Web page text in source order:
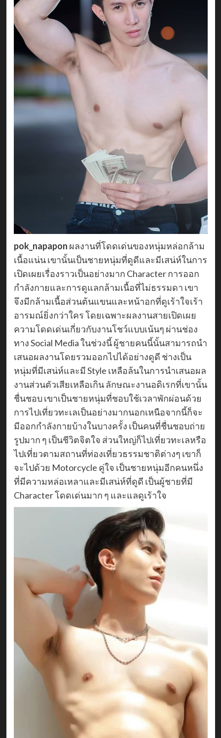
pok_napapon ผลงานที่โดดเด่นของหนุ่มหล่อกล้าม
เนื้อแน่น เขานั้นเป็นชายหนุ่มที่ดูดีและมีเสน่ห์ในการ
เปิดเผยเรื่องราวเป็นอย่างมาก Character การออก
กำลังกายและการดูแลกล้ามเนื้อที่ไม่ธรรมดา เขา
จึงมีกล้ามเนื้อส่วนต้นแขนและหน้าอกที่ดูเร้าใจเร้า
อารมณ์ยิ่งกว่าใคร โดยเฉพาะผลงานสายเปิดเผย
ความโดดเด่นเกี่ยวกับงานโชว์แบบเน้นๆ ผ่านช่อง
ทาง Social Media ในช่วงนี้ ผู้ชายคนนี้นั้นสามารถนำ
เสนอผลงานโดยรวมออกไปได้อย่างดูดี ช่างเป็น
หนุ่มที่มีเสน่ห์และมี Style เหลือล้นในการนำเสนอผล
งานส่วนตัวเสียเหลือเกิน ลักษณะงานอดิเรกที่เขานั้น
ชื่นชอบ เขาเป็นชายหนุ่มที่ชอบใช้เวลาพักผ่อนด้วย
การไปเที่ยวทะเลเป็นอย่างมากนอกเหนือจากนี้ก็จะ
มีออกกำลังกายบ้างในบางครั้ง เป็นคนที่ชื่นชอบถ่าย
รูปมาก ๆ เป็นชีวิตจิตใจ ส่วนใหญ่ก็ไปเที่ยวทะเลหรือ
ไปเที่ยวตามสถานที่ท่องเที่ยวธรรมชาติต่างๆ เขาก็
จะไปด้วย Motorcycle คู่ใจ เป็นชายหนุ่มอีกคนหนึ่ง
ที่มีความหล่อเหลาและมีเสน่ห์ที่ดูดี เป็นผู้ชายที่มี
Character โดดเด่นมาก ๆ และแลดูเร้าใจ